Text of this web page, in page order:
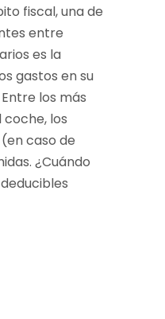
fiscal, una de
entre
es la
gastos en su
los más
los
caso de
¿Cuándo